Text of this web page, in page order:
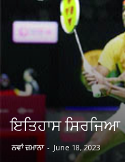
ਇਤਿਹਾਸ ਸਿਰਜਿਆ
ਨਵਾਂ ਜ਼ਮਾਨਾ - June 18, 2023